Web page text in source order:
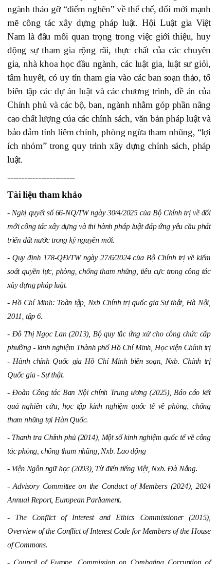
ngành tháo gỡ “điểm nghẽn” về thể chế, đổi mới mạnh
mẽ công tác xây dựng pháp luật. Hội Luật gia Việt
Nam là đầu mối quan trọng trong việc giới thiệu, huy
động sự tham gia rộng rãi, thực chất của các chuyên
gia, nhà khoa học đầu ngành, các luật gia, luật sư giỏi,
tâm huyết, có uy tín tham gia vào các ban soạn thảo, tổ
biên tập các dự án luật và các chương trình, đề án của
Chính phủ và các bộ, ban, ngành nhằm góp phần nâng
cao chất lượng của các chính sách, văn bản pháp luật và
bảo đảm tính liêm chính, phòng ngừa tham nhũng, “lợi
ích nhóm” trong quy trình xây dựng chính sách, pháp
luật.
------------------------
Tài liệu tham khảo
- Nghị quyết số 66-NQ/TW ngày 30/4/2025 của Bộ Chính trị về đổi
mới công tác xây dựng và thi hành pháp luật đáp ứng yêu cầu phát
triển đất nước trong kỷ nguyên mới.
- Quy định 178-QĐ/TW ngày 27/6/2024 của Bộ Chính trị về kiểm
soát quyền lực, phòng, chống tham nhũng, tiêu cực trong công tác
xây dựng pháp luật.
- Hồ Chí Minh: Toàn tập, Nxb Chính trị quốc gia Sự thật, Hà Nội,
2011, tập 6.
- Đỗ Thị Ngọc Lan (2013), Bộ quy tắc ứng xử cho công chức cấp
phường - kinh nghiệm Thành phố Hồ Chí Minh, Học viện Chính trị
- Hành chính Quốc gia Hồ Chí Minh biên soạn, Nxb. Chính trị
Quốc gia - Sự thật.
- Đoàn Công tác Ban Nội chính Trung ương (2025), Báo cáo kết
quả nghiên cứu, học tập kinh nghiệm quốc tế về phòng, chống
tham nhũng tại Hàn Quốc.
- Thanh tra Chính phủ (2014), Một số kinh nghiệm quốc tế về công
tác phòng, chống tham nhũng, Nxb. Lao động
- Viện Ngôn ngữ học (2003), Từ điển tiếng Việt, Nxb. Đà Nẵng.
- Advisory Committee on the Conduct of Members (2024), 2024
Annual Report, European Parliament.
- The Conflict of Interest and Ethics Commissioner (2015),
Overview of the Conflict of Interest Code for Members of the House
of Commons.
- Council of Europe, Commission on Combating Corruption of